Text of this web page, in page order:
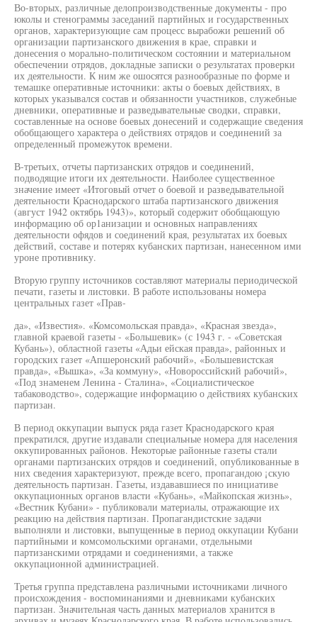
Во-вторых, различные делопроизводственные документы - про
юколы и стенограммы заседаний партийных и государственных
органов, характеризующие сам процесс вырабожи решений об
организации партизанского движения в крае, справки и
донесения о морально-политическом состоянии и материальном
обеспечении отрядов, докладные записки о результатах проверки
их деятельности. К ним же ошосятся разнообразные по форме и
темашке оперативные источники: акты о боевых действиях, в
которых указывался состав и обязанности участников, служебные
дневники, оперативные и разведывательные сводки, справки,
составленные на основе боевых донесений и содержащие сведения
обобщающего характера о действиях отрядов и соединений за
определенный промежуток времени.
В-третьих, отчеты партизанских отрядов и соединений,
подводящие итоги их деятельности. Наиболее существенное
значение имеет «Итоговый отчет о боевой и разведывательной
деятельности Краснодарского штаба партизанского движения
(август 1942 октябрь 1943)», который содержит обобщающую
информацию об ор1анизации и основных направлениях
деятельности офядов и соединений края, результатах их боевых
действий, составе и потерях кубанских партизан, нанесенном ими
уроне противнику.
Вторую группу источников составляют материалы периодической
печати, газеты и листовки. В работе использованы номера
центральных газет «Прав-
да», «Известия». «Комсомольская правда», «Красная звезда»,
главной краевой газеты - «Большевик» (с 1943 г. - «Советская
Кубань»), областной газеты «Адьи ейская правда», районных и
городских газет «Апшеронский рабочий», «Большевистская
правда», «Вышка», «За коммуну», «Новороссийский рабочий»,
«Под знаменем Ленина - Сталина», «Социалистическое
табаководство», содержащие информацию о действиях кубанских
партизан.
В период оккупации выпуск ряда газет Краснодарского края
прекратился, другие издавали специальные номера для населения
оккупированных районов. Некоторые районные газеты стали
органами партизанских отрядов и соединений, опубликованные в
них сведения характеризуют, прежде всего, пропагандою ¡скую
деятельность партизан. Газеты, издававшиеся по инициативе
оккупационных органов власти «Кубань», «Майкопская жизнь»,
«Вестник Кубани» - публиковали материалы, отражающие их
реакцию на действия партизан. Пропагандистские задачи
выполняли и листовки, выпущенные в период оккупации Кубани
партийными и комсомольскими органами, отдельными
партизанскими отрядами и соединениями, а также
оккупационной администрацией.
Третья группа представлена различными источниками личного
происхождения - воспоминаниями и дневниками кубанских
партизан. Значительная часть данных материалов хранится в